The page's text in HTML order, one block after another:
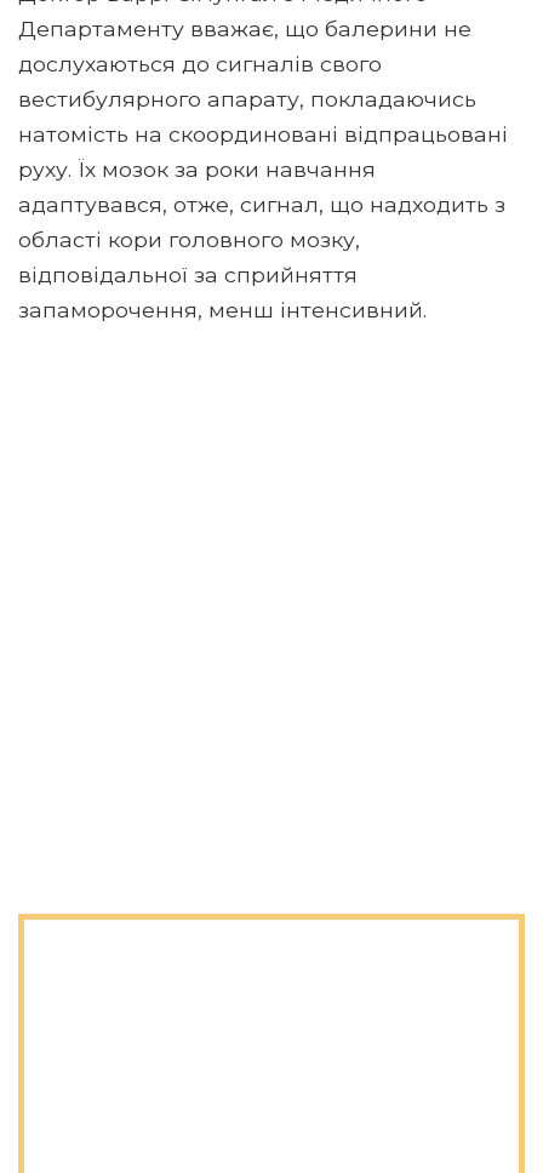
Департаменту вважає, що балерини не
дослухаються до сигналів свого
вестибулярного апарату, покладаючись
натомість на скоординовані відпрацьовані
руху. Їх мозок за роки навчання
адаптувався, отже, сигнал, що надходить з
області кори головного мозку,
відповідальної за сприйняття
запаморочення, менш інтенсивний.